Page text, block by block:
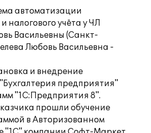
автоматизации
налогового учёта у ЧЛ
Васильевны (Санкт-
Любовь Васильевна -
и внедрение
предприятия"
"1С:Предприятия 8".
прошли обучение
в Авторизованном